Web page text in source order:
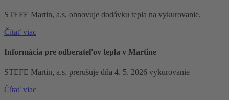
STEFE Martin, a.s. obnovuje dodávku tepla na vykurovanie.
Čítať viac
Informácia pre odberateľov tepla v Martine
STEFE Martin, a.s. prerušuje dňa 4. 5. 2026 vykurovanie
Čítať viac